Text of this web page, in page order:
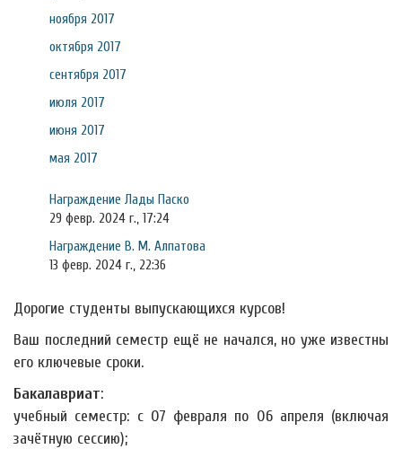
ноября 2017
октября 2017
сентября 2017
июля 2017
июня 2017
мая 2017
Награждение Лады Паско
29 февр. 2024 г., 17:24
Награждение В. М. Алпатова
13 февр. 2024 г., 22:36
Дорогие студенты выпускающихся курсов!
Ваш последний семестр ещё не начался, но уже известны
его ключевые сроки.
Бакалавриат:
учебный семестр: с 07 февраля по 06 апреля (включая
зачётную сессию);